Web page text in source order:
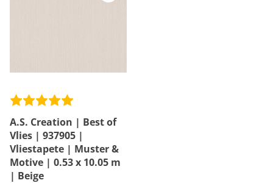
A.S. Creation | Best of
Vlies | 937905 |
Vliestapete | Muster &
Motive | 0.53 x 10.05 m
| Beige